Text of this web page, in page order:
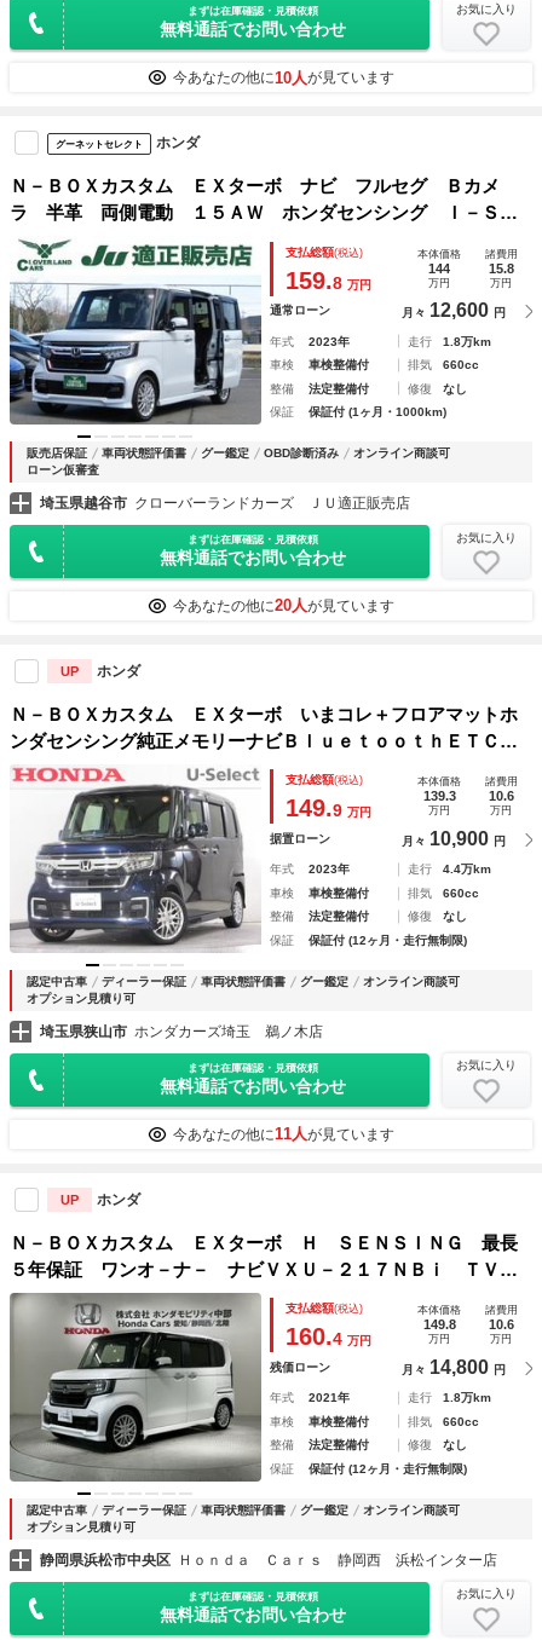
まずは在庫確認・見積依頼
無料通話でお問い合わせ
お気に入り
今あなたの他に10人が見ています
グーネットセレクト ホンダ
Ｎ－ＢＯＸカスタム ＥＸターボ ナビ フルセグ Ｂカメ
ラ 半革 両側電動 １５ＡＷ ホンダセンシング Ｉ－ＳＴ
ＯＰ レーンキープ Ｓヒーター 前後ドライブレコーダー
ＤＶＤ 音楽録音 Ｂｌｕｅｔｏｏｔｈ接続 インテリキー
Ｐスタート
支払総額(税込)
159.8 万円
本体価格
144
万円
諸費用
15.8
万円
通常ローン 月々 12,600 円
年式 2023年 走行
1.8万km
車検
車検整備付 排気
660cc
整備
法定整備付 修復
なし
保証
保証付 (1ヶ月・1000km)
販売店保証 車両状態評価書 グー鑑定 OBD診断済み
オンライン商談可
ローン仮審査
埼玉県越谷市 クローバーランドカーズ ＪＵ適正販売店
まずは在庫確認・見積依頼
無料通話でお問い合わせ
お気に入り
今あなたの他に20人が見ています
UP ホンダ
Ｎ－ＢＯＸカスタム ＥＸターボ いまコレ＋フロアマットホ
ンダセンシング純正メモリーナビＢｌｕｅｔｏｏｔｈＥＴＣＲ
カメラワンオーナー Ｗ電動ドア ブルートゥースオーディ
オ シートヒータ 衝突被害軽減ブレーキ ナビＴＶ ＤＶ
Ｄ ＢＴ
支払総額(税込)
149.9 万円
本体価格
139.3
万円
諸費用
10.6
万円
据置ローン 月々 10,900 円
年式 2023年 走行
4.4万km
車検
車検整備付 排気
660cc
整備
法定整備付 修復
なし
保証
保証付 (12ヶ月・走行無制限)
認定中古車 ディーラー保証 車両状態評価書 グー鑑定
オンライン商談可
オプション見積り可
埼玉県狭山市 ホンダカーズ埼玉 鵜ノ木店
まずは在庫確認・見積依頼
無料通話でお問い合わせ
お気に入り
今あなたの他に11人が見ています
UP ホンダ
Ｎ－ＢＯＸカスタム ＥＸターボ Ｈ ＳＥＮＳＩＮＧ 最長
５年保証 ワンオ－ナ－ ナビＶＸＵ－２１７ＮＢｉ ＴＶ
Ｒカメラ ＣＤ録音 ＢＴオ－ディオ ＤＶＤ ドラレコ シ
－トヒ－タ－ ＥＴＣ ＬＥＤライト 両側電動ドア ＶＳ
Ａ ＡＡＣ
支払総額(税込)
160.4 万円
本体価格
149.8
万円
諸費用
10.6
万円
残価ローン 月々 14,800 円
年式 2021年 走行
1.8万km
車検
車検整備付 排気
660cc
整備
法定整備付 修復
なし
保証
保証付 (12ヶ月・走行無制限)
認定中古車 ディーラー保証 車両状態評価書 グー鑑定
オンライン商談可
オプション見積り可
静岡県浜松市中央区 Ｈｏｎｄａ Ｃａｒｓ 静岡西 浜松インター店
まずは在庫確認・見積依頼
無料通話でお問い合わせ
お気に入り